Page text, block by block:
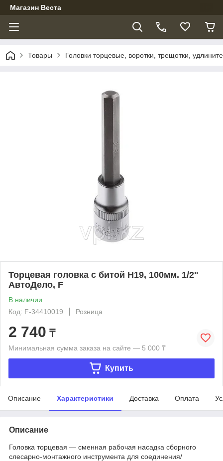
Магазин Веста
Товары Головки торцевые, воротки, трещотки,
Торцевая головка с битой Н19, 100мм. 1/2"
АвтоДело, F
В наличии
Код: F-34410019
Розница
2 740 ₸
Минимальная сумма заказа на сайте — 5 000 ₸
Купить
Описание Характеристики Доставка Оплата
Описание
Головка торцевая — сменная рабочая насадка сборного
слесарно-монтажного инструмента для соединения/